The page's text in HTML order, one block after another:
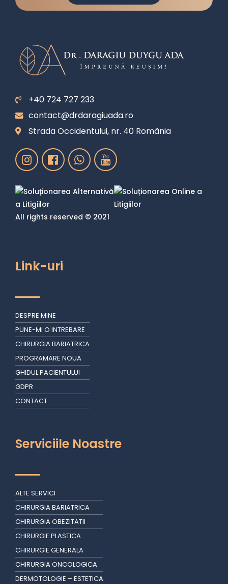
+40 724 727 233
contact@drdaragiuada.ro
Strada Occidentului, nr. 40 România
All rights reserved © 2021
Link-uri
DESPRE MINE
PUNE-MI O INTREBARE
CHIRURGIA BARIATRICA
PROGRAMARE NOUA
GHIDUL PACIENTULUI
GDPR
CONTACT
Serviciile Noastre
ALTE SERVICI
CHIRURGIA BARIATRICA
CHIRURGIA OBEZITATII
CHIRURGIE PLASTICA
CHIRURGIE GENERALA
CHIRURGIA ONCOLOGICA
DERMOTOLOGIE – ESTETICA